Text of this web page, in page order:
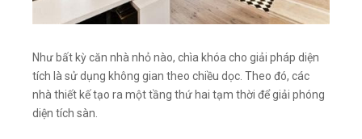
Như bất kỳ căn nhà nhỏ nào, chìa khóa cho giải pháp diện
tích là sử dụng không gian theo chiều dọc. Theo đó, các
nhà thiết kế tạo ra một tầng thứ hai tạm thời để giải phóng
diện tích sàn.